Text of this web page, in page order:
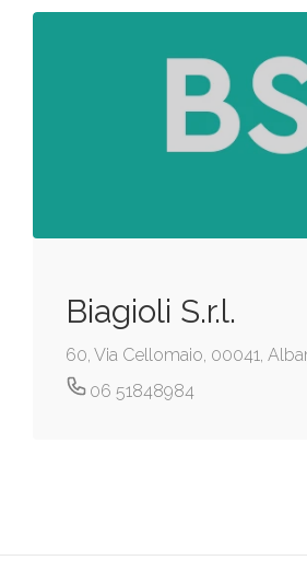
Biagioli S.r.l.
60, Via Cellomaio, 00041,
06 51848984